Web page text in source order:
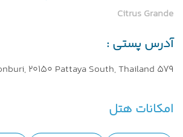
Citrus Grande
آدرس پستی :
579 Phra Tam Nuk Road, Pattaya City, Bang Lamung, Chonburi, 20150 Pattaya South, Thailand
امکانات هتل